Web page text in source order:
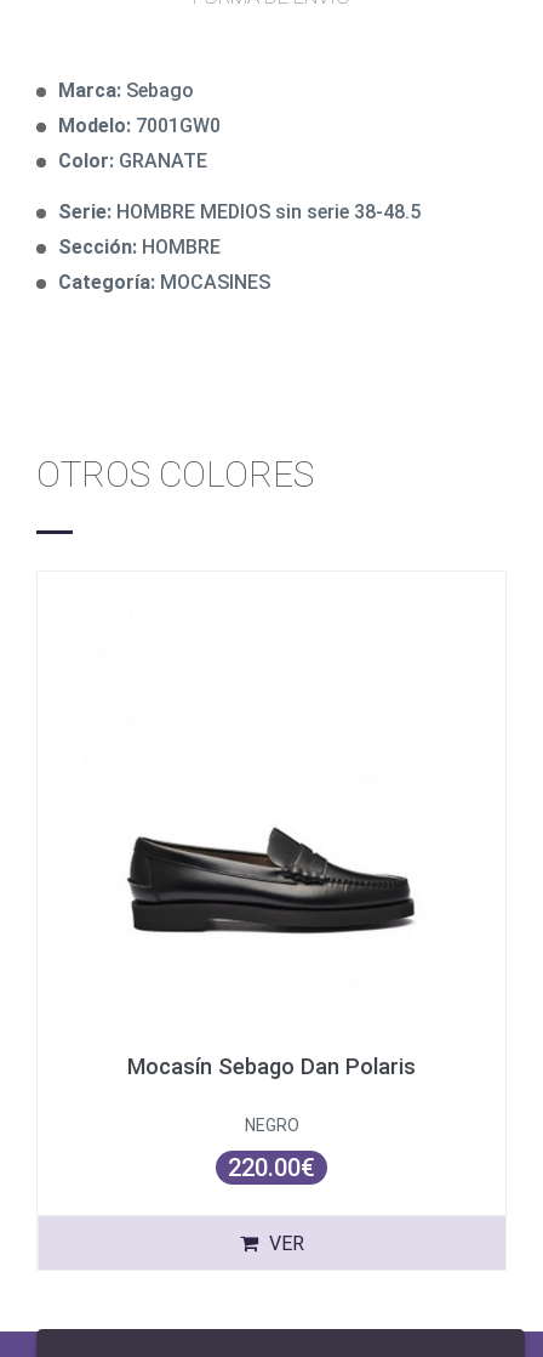
Marca: Sebago
Modelo: 7001GW0
Color: GRANATE
Serie: HOMBRE MEDIOS sin serie 38-48.5
Sección: HOMBRE
Categoría: MOCASINES
OTROS COLORES
Mocasín Sebago Dan Polaris
NEGRO
220.00€
VER